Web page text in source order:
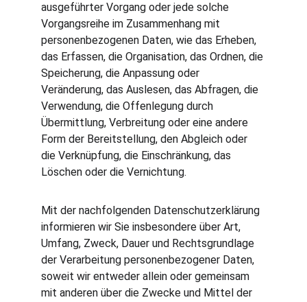
ausgeführter Vorgang oder jede solche
Vorgangsreihe im Zusammenhang mit
personenbezogenen Daten, wie das Erheben,
das Erfassen, die Organisation, das Ordnen, die
Speicherung, die Anpassung oder
Veränderung, das Auslesen, das Abfragen, die
Verwendung, die Offenlegung durch
Übermittlung, Verbreitung oder eine andere
Form der Bereitstellung, den Abgleich oder
die Verknüpfung, die Einschränkung, das
Löschen oder die Vernichtung.
Mit der nachfolgenden Datenschutzerklärung
informieren wir Sie insbesondere über Art,
Umfang, Zweck, Dauer und Rechtsgrundlage
der Verarbeitung personenbezogener Daten,
soweit wir entweder allein oder gemeinsam
mit anderen über die Zwecke und Mittel der